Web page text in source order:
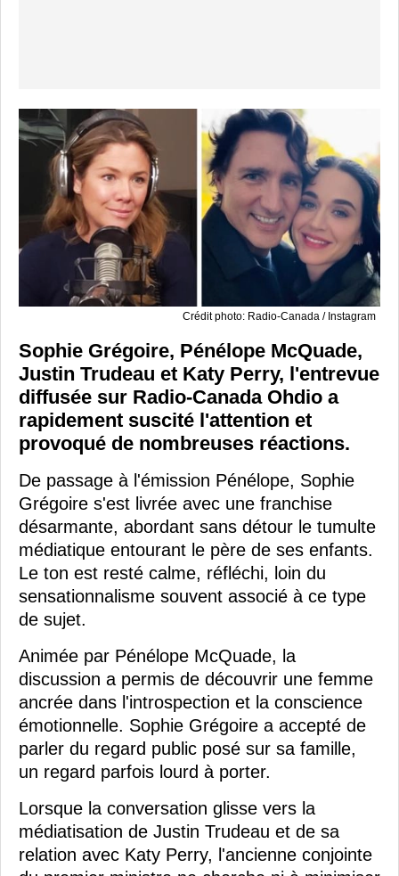
Crédit photo: Radio-Canada / Instagram
Sophie Grégoire, Pénélope McQuade,
Justin Trudeau et Katy Perry, l'entrevue
diffusée sur Radio-Canada Ohdio a
rapidement suscité l'attention et
provoqué de nombreuses réactions.
De passage à l'émission Pénélope, Sophie
Grégoire s'est livrée avec une franchise
désarmante, abordant sans détour le tumulte
médiatique entourant le père de ses enfants.
Le ton est resté calme, réfléchi, loin du
sensationnalisme souvent associé à ce type
de sujet.
Animée par Pénélope McQuade, la
discussion a permis de découvrir une femme
ancrée dans l'introspection et la conscience
émotionnelle. Sophie Grégoire a accepté de
parler du regard public posé sur sa famille,
un regard parfois lourd à porter.
Lorsque la conversation glisse vers la
médiatisation de Justin Trudeau et de sa
relation avec Katy Perry, l'ancienne conjointe